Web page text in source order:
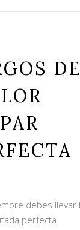
DE
debes llevar
perfecta.